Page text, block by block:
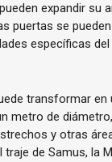
expandir su
puertas se
específicas del
transformar
metro de
y otras
traje de Samus, la